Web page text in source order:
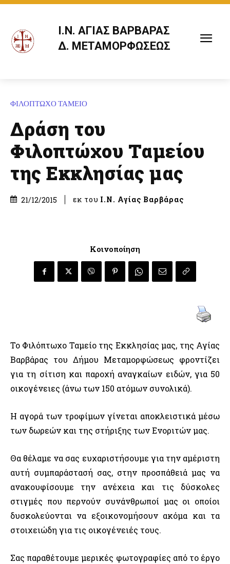
Ι.Ν. ΑΓΙΑΣ ΒΑΡΒΑΡΑΣ
Δ. ΜΕΤΑΜΟΡΦΩΣΕΩΣ
ΦΙΛΟΠΤΩΧΟ ΤΑΜΕΙΟ
Δράση του
Φιλοπτώχου Ταμείου
της Εκκλησίας μας
21/12/2015 εκ του Ι.Ν. Αγίας Βαρβάρας
Κοινοποίηση
Το Φιλόπτωχο Ταμείο της Εκκλησίας μας, της Αγίας
Βαρβάρας του Δήμου Μεταμορφώσεως φροντίζει
για τη σίτιση και παροχή αναγκαίων ειδών, για 50
οικογένειες (άνω των 150 ατόμων συνολικά).
Η αγορά των τροφίμων γίνεται αποκλειστικά μέσω
των δωρεών και της στήριξης των Ενοριτών μας.
Θα θέλαμε να σας ευχαριστήσουμε για την αμέριστη
αυτή συμπαράστασή σας, στην προσπάθειά μας να
ανακουφίσουμε την ανέχεια και τις δύσκολες
στιγμές που περνούν συνάνθρωποί μας οι οποίοι
δυσκολεύονται να εξοικονομήσουν ακόμα και τα
στοιχειώδη για τις οικογένειές τους.
Σας παραθέτουμε μερικές φωτογραφίες από το έργο